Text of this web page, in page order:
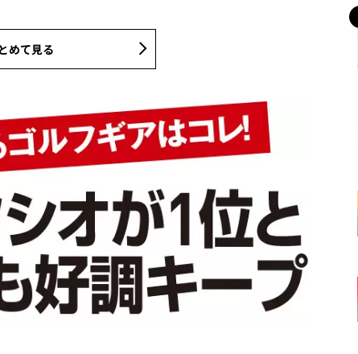
めて見る